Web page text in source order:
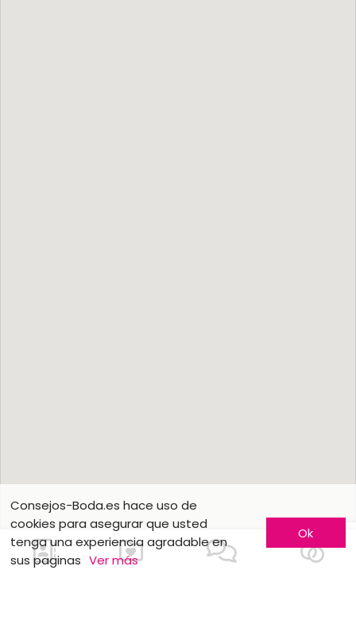
Consejos-Boda.es hace uso de
cookies para asegurar que usted
tenga una experiencia agradable en
sus paginas Ver más
Ok